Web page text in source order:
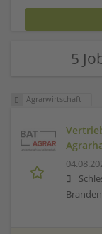
5
Agrarwirtschaft